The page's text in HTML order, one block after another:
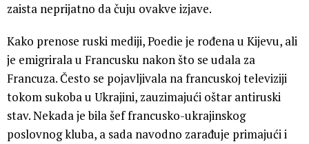
zaista neprijatno da čuju ovakve izjave.
Kako prenose ruski mediji, Poedie je rođena u Kijevu, ali
je emigrirala u Francusku nakon što se udala za
Francuza. Često se pojavljivala na francuskoj televiziji
tokom sukoba u Ukrajini, zauzimajući oštar antiruski
stav. Nekada je bila šef francusko-ukrajinskog
poslovnog kluba, a sada navodno zarađuje primajući i